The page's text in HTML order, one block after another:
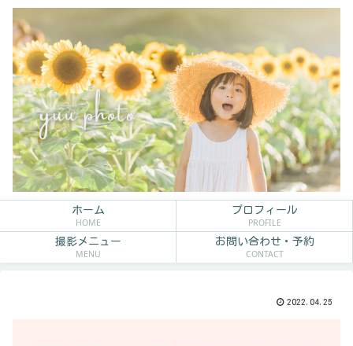
ホーム
HOME
プロフィール
PROFILE
撮影メニュー
MENU
お問い合わせ・予約
CONTACT
2022.04.25